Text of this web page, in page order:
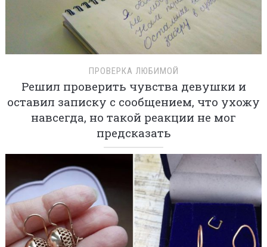
ПРОВЕРКА ЛЮБИМОЙ
Решил проверить чувства девушки и
оставил записку с сообщением, что ухожу
навсегда, но такой реакции не мог
предсказать